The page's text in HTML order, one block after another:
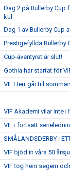
Dag 2 på Bullerby Cup
kul
Dag 1 av Bullerby Cup
Prestigefyllda Bullerby
Cup-äventyret är slut!
Gothia har startat för
VIF Herr går till
VIF Akademi vilar inte i
VIF i fortsatt
SMÅLANDSDERBY I
VIF bjöd in våra 50
VIF tog hem segern